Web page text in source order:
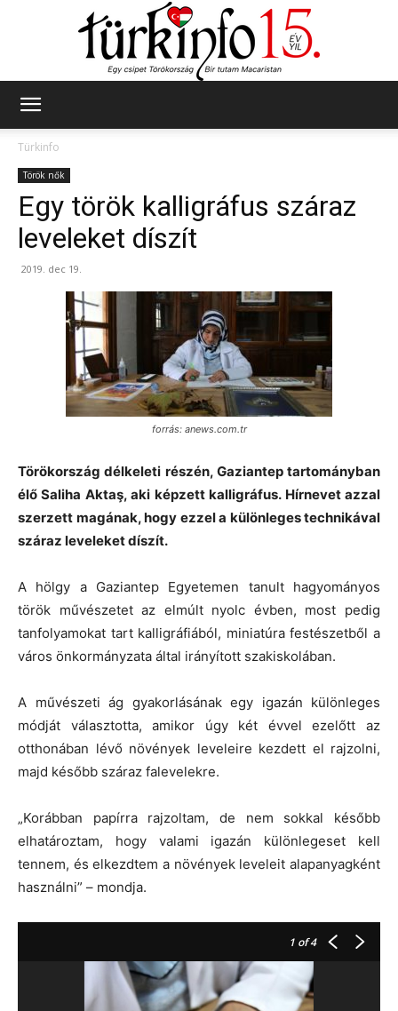
Türkinfo
Török nők
Egy török kalligráfus száraz
leveleket díszít
2019. dec 19.
forrás: anews.com.tr
Törökország délkeleti részén, Gaziantep tartományban
élő Saliha Aktaş, aki képzett kalligráfus. Hírnevet azzal
szerzett magának, hogy ezzel a különleges technikával
száraz leveleket díszít.
A hölgy a Gaziantep Egyetemen tanult hagyományos
török művészetet az elmúlt nyolc évben, most pedig
tanfolyamokat tart kalligráfiából, miniatúra festészetből a
város önkormányzata által irányított szakiskolában.
A művészeti ág gyakorlásának egy igazán különleges
módját választotta, amikor úgy két évvel ezelőtt az
otthonában lévő növények leveleire kezdett el rajzolni,
majd később száraz falevelekre.
„Korábban papírra rajzoltam, de nem sokkal később
elhatároztam, hogy valami igazán különlegeset kell
tennem, és elkezdtem a növények leveleit alapanyagként
használni” – mondja.
1 of 4